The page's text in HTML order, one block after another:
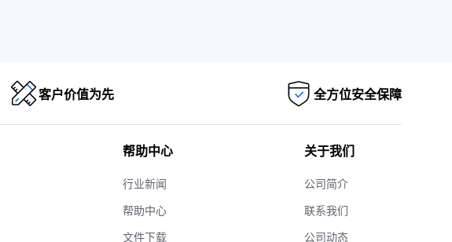
客户价值为先 全方位安全保障
帮助中心
行业新闻
帮助中心
文件下载
关于我们
公司简介
联系我们
公司动态